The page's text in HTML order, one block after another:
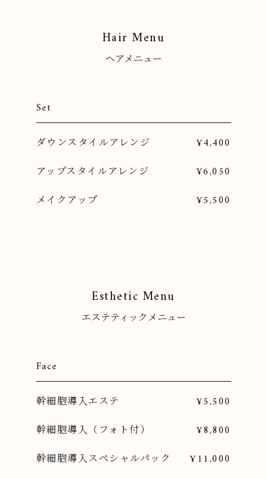
Hair Menu
ヘアメニュー
Set
ダウンスタイルアレンジ ¥4,400
アップスタイルアレンジ ¥6,050
メイクアップ ¥5,500
Esthetic Menu
エステティックメニュー
Face
幹細胞導入エステ ¥5,500
幹細胞導入（フォト付） ¥8,800
幹細胞導入スペシャルパック ¥11,000